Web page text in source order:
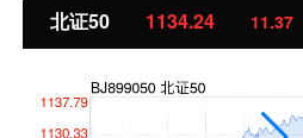
11.37 1.01%